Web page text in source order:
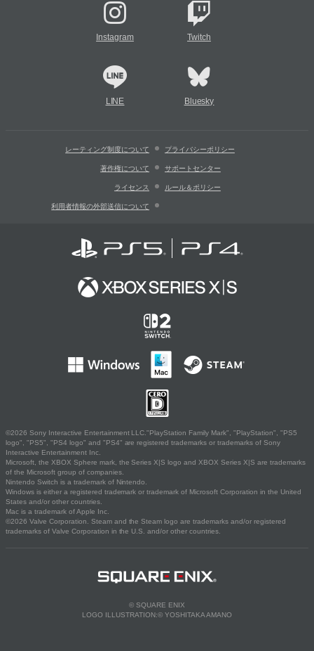
Instagram Twitch
LINE Bluesky
レーティング制度について プライバシーポリシー
著作権について サポートセンター
ライセンス ルール＆ポリシー
利用者情報の外部送信について
©2026 Sony Interactive Entertainment LLC."PlayStation Family Mark", "PlayStation", "PS5
logo", "PS5", "PS4 logo" and "PS4" are registered trademarks or trademarks of Sony
Interactive Entertainment Inc.
Microsoft, the XBOX Sphere mark, the Series X|S logo and XBOX Series X|S are trademarks
of the Microsoft group of companies.
Nintendo Switch is a trademark of Nintendo.
Windows is either a registered trademark or trademark of Microsoft Corporation in the United
States and/or other countries.
Mac is a trademark of Apple Inc.
©2026 Valve Corporation. Steam and the Steam logo are trademarks and/or registered
trademarks of Valve Corporation in the U.S. and/or other countries.
© SQUARE ENIX
LOGO ILLUSTRATION:© YOSHITAKA AMANO